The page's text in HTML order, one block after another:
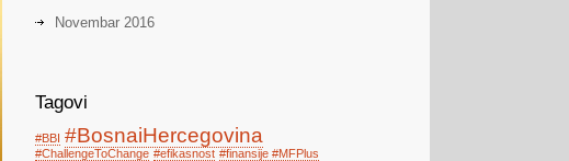
Novembar 2016
Tagovi
#BBI #BosnaiHercegovina
#ChallengeToChange #efikasnost #finansije #MFPlus